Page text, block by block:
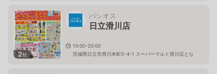
2枚
パシオス
日立滑川店
10:00-20:00
茨城県日立市滑川本町5-4-1 スーパーマルト滑川店とな